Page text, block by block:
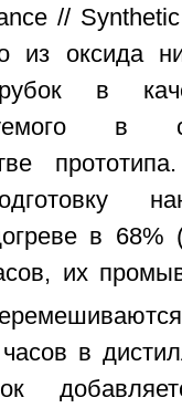
//
из оксида
в
в
в 68%
их
в